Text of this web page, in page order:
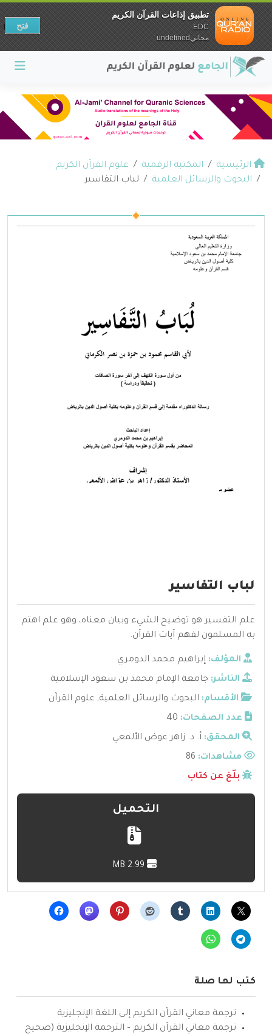
الرئيسية المكتبة الرقمية
علوم القرآن الكريم
البحوث والرسائل العلمية
لباب التفاسير
لباب التفاسير
علم التفسير هو توضيح الشيء وبيان معناه، وهو علم اهتم
به المسلمون لفهم آيات القرآن.
المؤلف: إبراهيم محمد الدومري
الناشر: جامعة الإمام محمد بن سعود الإسلامية
الأقسام: البحوث والرسائل العلمية, علوم القرآن
عدد الصفحات: 40
المحقق: أ. د. زاهر عوض الألمعي
مشاهدات:
بلّغ عن كتاب
التحميل
كتب لها صلة
ترجمة معاني القرآن الكريم إلى اللغة الإنجليزية
ترجمة معاني القرآن الكريم – الترجمة الإنجليزية (صحيح
تطبيق إذاعات القرآن الكريم
EDC
مجانيundefined
فتح